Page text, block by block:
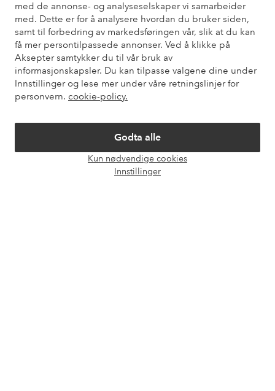
med de annonse- og analyseselskaper vi samarbeider
med. Dette er for å analysere hvordan du bruker siden,
samt til forbedring av markedsføringen vår, slik at du kan
få mer persontilpassede annonser. Ved å klikke på
Aksepter samtykker du til vår bruk av
informasjonskapsler. Du kan tilpasse valgene dine under
Innstillinger og lese mer under våre retningslinjer for
personvern. cookie-policy.
Godta alle
Kun nødvendige cookies
Innstillinger
også informasjon om hvordan du kan kontakte oss.
Kundeservice Betalingsmåte
Mine sider
Om Ellos